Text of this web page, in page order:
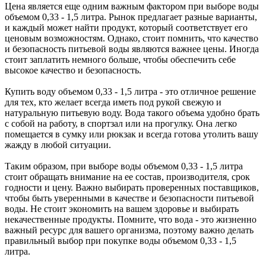
Цена является еще одним важным фактором при выборе воды
объемом 0,33 - 1,5 литра. Рынок предлагает разные варианты,
и каждый может найти продукт, который соответствует его
ценовым возможностям. Однако, стоит помнить, что качество
и безопасность питьевой воды являются важнее цены. Иногда
стоит заплатить немного больше, чтобы обеспечить себе
высокое качество и безопасность.
Купить воду объемом 0,33 - 1,5 литра - это отличное решение
для тех, кто желает всегда иметь под рукой свежую и
натуральную питьевую воду. Вода такого объема удобно брать
с собой на работу, в спортзал или на прогулку. Она легко
помещается в сумку или рюкзак и всегда готова утолить вашу
жажду в любой ситуации.
Таким образом, при выборе воды объемом 0,33 - 1,5 литра
стоит обращать внимание на ее состав, производителя, срок
годности и цену. Важно выбирать проверенных поставщиков,
чтобы быть уверенными в качестве и безопасности питьевой
воды. Не стоит экономить на вашем здоровье и выбирать
некачественные продукты. Помните, что вода - это жизненно
важный ресурс для вашего организма, поэтому важно делать
правильный выбор при покупке воды объемом 0,33 - 1,5
литра.